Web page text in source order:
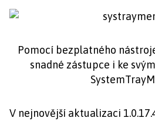
Pomocí bezplatného
snadné zástupce i ke
V nejnovější aktualizaci